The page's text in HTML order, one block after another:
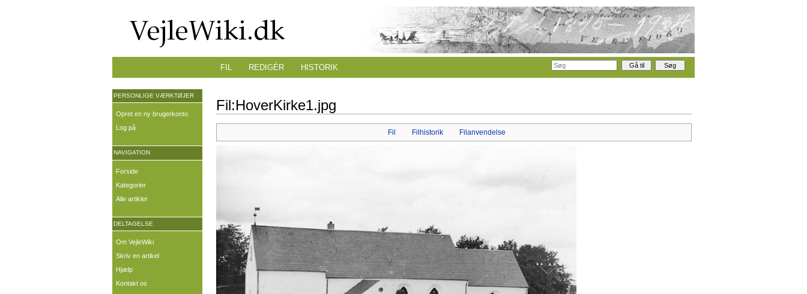
Fil:HoverKirke1.jpg
Fil Filhistorik Filanvendelse
FIL REDIGÉR HISTORIK
PERSONLIGE VÆRKTØJER
Opret en ny brugerkonto
Log på
NAVIGATION
Forside
Kategorier
Alle artikler
DELTAGELSE
Om VejleWiki
Skriv en artikel
Hjælp
Kontakt os